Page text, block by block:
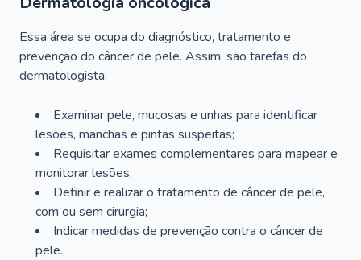
Essa área se ocupa do diagnóstico, tratamento e
prevenção do câncer de pele. Assim, são tarefas do
dermatologista:
Examinar pele, mucosas e unhas para identificar
lesões, manchas e pintas suspeitas;
Requisitar exames complementares para mapear e
monitorar lesões;
Definir e realizar o tratamento de câncer de pele,
com ou sem cirurgia;
Indicar medidas de prevenção contra o câncer de
pele.